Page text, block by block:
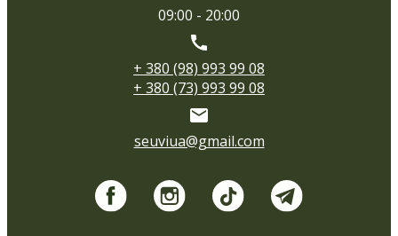
09:00 - 20:00
+ 380 (98) 993 99 08
+ 380 (73) 993 99 08
seuviua@gmail.com